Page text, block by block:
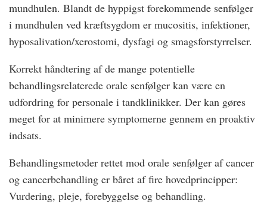
mundhulen. Blandt de hyppigst forekommende senfølger
i mundhulen ved kræftsygdom er mucositis, infektioner,
hyposalivation/xerostomi, dysfagi og smagsforstyrrelser.
Korrekt håndtering af de mange potentielle
behandlingsrelaterede orale senfølger kan være en
udfordring for personale i tandklinikker. Der kan gøres
meget for at minimere symptomerne gennem en proaktiv
indsats.
Behandlingsmetoder rettet mod orale senfølger af cancer
og cancerbehandling er båret af fire hovedprincipper:
Vurdering, pleje, forebyggelse og behandling.